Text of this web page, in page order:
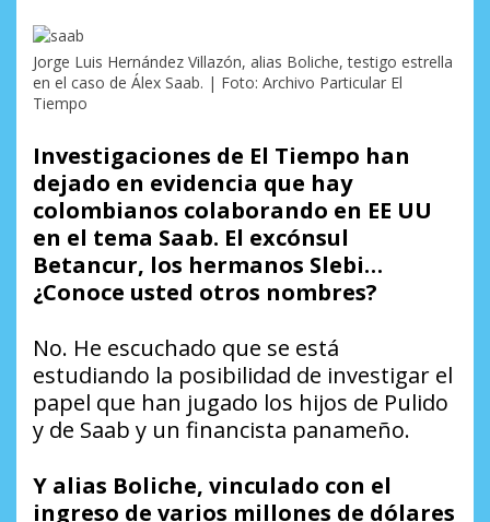
Jorge Luis Hernández Villazón, alias Boliche, testigo estrella
en el caso de Álex Saab. | Foto: Archivo Particular El
Tiempo
Investigaciones de El Tiempo han
dejado en evidencia que hay
colombianos colaborando en EE UU
en el tema Saab. El excónsul
Betancur, los hermanos Slebi…
¿Conoce usted otros nombres?
No. He escuchado que se está
estudiando la posibilidad de investigar el
papel que han jugado los hijos de Pulido
y de Saab y un financista panameño.
Y alias Boliche, vinculado con el
ingreso de varios millones de dólares